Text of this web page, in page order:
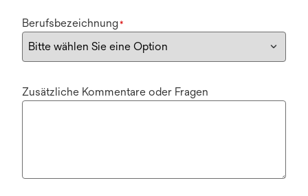
Berufsbezeichnung*
Zusätzliche Kommentare oder Fragen